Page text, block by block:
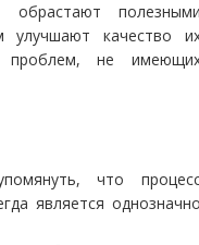
улучшают качество
не
что
является